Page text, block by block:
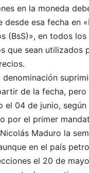
en la moneda
desde esa fecha en
(BsS)», en todos los
que sean utilizados
denominación
de la fecha, pero
el 04 de junio, según
por el primer
Maduro la
en el país
el 20 de